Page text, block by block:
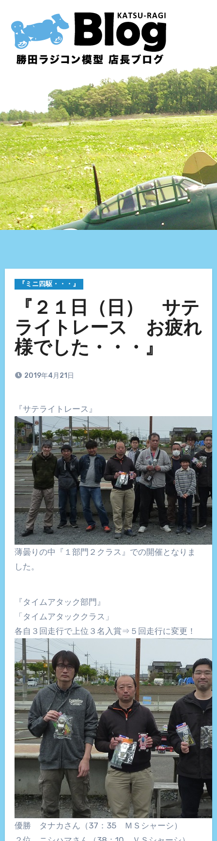
『ミニ四駆・・・』
『２１日（日） サテ
ライトレース お疲れ
様でした・・・』
2019年4月21日
『サテライトレース』
薄曇りの中『１部門２クラス』での開催となりま
した。
『タイムアタック部門』
「タイムアタッククラス」
各自３回走行で上位３名入賞⇒５回走行に変更！
優勝 タナカさん（37：35 ＭＳシャーシ）